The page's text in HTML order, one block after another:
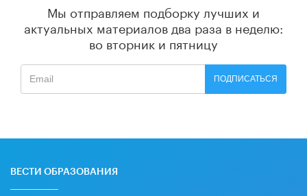
Мы отправляем подборку лучших и
актуальных материалов два раза в неделю:
во вторник и пятницу
ПОДПИСАТЬСЯ
ВЕСТИ ОБРАЗОВАНИЯ